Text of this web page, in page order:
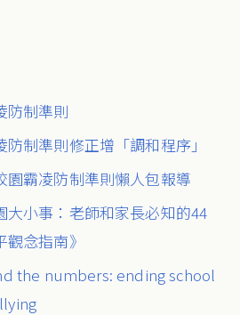
防制準則
制準則修正增「調和程序」
園霸凌防制準則懶人包報導
大小事：老師和家長必知的44
念指南》
the numbers: ending school